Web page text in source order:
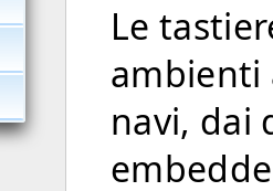
Le
ambienti
navi, dai